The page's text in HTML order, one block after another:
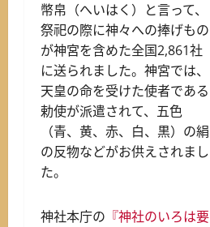
幣帛（へいはく）と言って、
祭祀の際に神々への捧げもの
が神宮を含めた全国2,861社
に送られました。神宮では、
天皇の命を受けた使者である
勅使が派遣されて、五色
（青、黄、赤、白、黒）の絹
の反物などがお供えされまし
た。
神社本庁の 『神社のいろは要